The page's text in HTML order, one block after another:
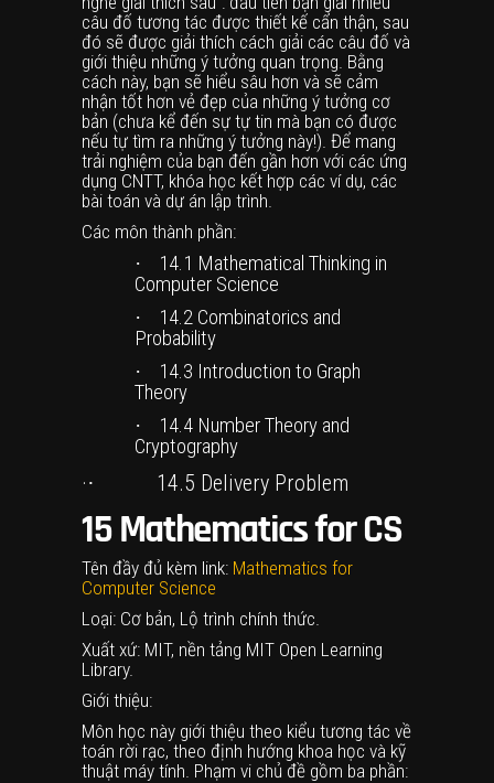
câu đố tương tác được thiết kế cẩn thận, sau
đó sẽ được giải thích cách giải các câu đố và
giới thiệu những ý tưởng quan trọng. Bằng
cách này, bạn sẽ hiểu sâu hơn và sẽ cảm
nhận tốt hơn vẻ đẹp của những ý tưởng cơ
bản (chưa kể đến sự tự tin mà bạn có được
nếu tự tìm ra những ý tưởng này!). Để mang
trải nghiệm của bạn đến gần hơn với các ứng
dụng CNTT, khóa học kết hợp các ví dụ, các
bài toán và dự án lập trình.
Các môn thành phần:
· 14.1 Mathematical Thinking in
Computer Science
· 14.2 Combinatorics and
Probability
· 14.3 Introduction to Graph
Theory
·
14.4 Number Theory and
Cryptography
·· 14.5 Delivery Problem
15 Mathematics for CS
Tên đầy đủ kèm link: Mathematics for
Computer Science
Loại: Cơ bản, Lộ trình chính thức.
Xuất xứ: MIT, nền tảng MIT Open Learning
Library.
Giới thiệu:
Môn học này giới thiệu theo kiểu tương tác về
toán rời rạc, theo định hướng khoa học và kỹ
thuật máy tính. Phạm vi chủ đề gồm ba phần: